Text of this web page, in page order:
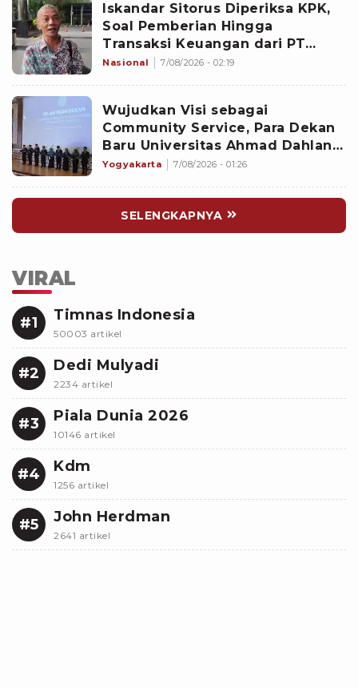
Iskandar Sitorus Diperiksa KPK,
Soal Pemberian Hingga
Transaksi Keuangan dari PT
Blueray ke Pejabat di Ditjen Bea
Nasional 7/08/2026 - 02:19
Wujudkan Visi sebagai
Community Service, Para Dekan
Baru Universitas Ahmad Dahlan
Diminta Fokus pada Lima
Yogyakarta 7/08/2026 - 01:26
SELENGKAPNYA
VIRAL
#1 Timnas Indonesia
50003 artikel
#2 Dedi Mulyadi
2234 artikel
#3 Piala Dunia 2026
10146 artikel
#4 Kdm
1256 artikel
#5 John Herdman
2641 artikel